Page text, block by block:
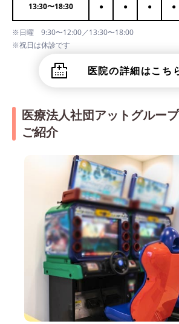
13:30〜18:30 ● ● ● ●
※日曜 9:30〜12:00／13:30〜18:00
※祝日は休診です
医院の詳細はこち
医療法人社団アットグルー
ご紹介